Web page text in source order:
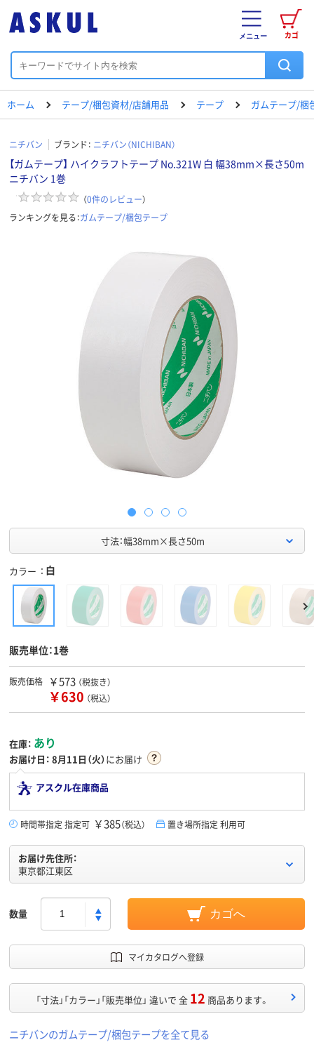
カゴ
メニュー
ホーム テープ/梱包資材/店舗用品 テープ ガムテープ/梱
ニチバン ブランド： ニチバン（NICHIBAN）
【ガムテープ】 ハイクラフトテープ No.321W 白 幅38mm×長さ50m
ニチバン 1巻
（0件のレビュー）
ランキングを見る：ガムテープ/梱包テープ
寸法：幅38mm×長さ50m
カラー 白
販売単位：1巻
販売価格 ￥573 （税抜き）
￥630 （税込）
在庫： あり
お届け日： 8月11日（火）にお届け
アスクル在庫商品
時間帯指定 指定可 ￥385（税込） 置き場所指定 利用可
お届け先住所：
東京都江東区
数量 カゴへ
マイカタログへ登録
「寸法」「カラー」「販売単位」 違いで 全 12 商品あります。
ニチバンのガムテープ/梱包テープを全て見る